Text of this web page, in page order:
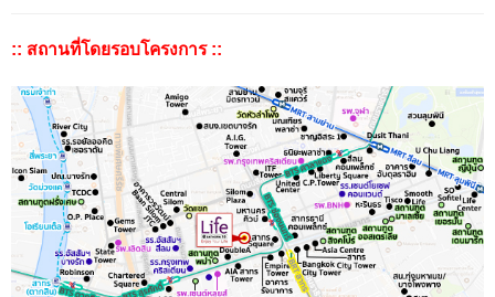
:: สถานที่โดยรอบโครงการ ::